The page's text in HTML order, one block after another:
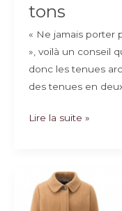
tons
« Ne jamais porter
», voilà un conseil
donc les tenues
des tenues en
La
deux
tons
Lire la suite »